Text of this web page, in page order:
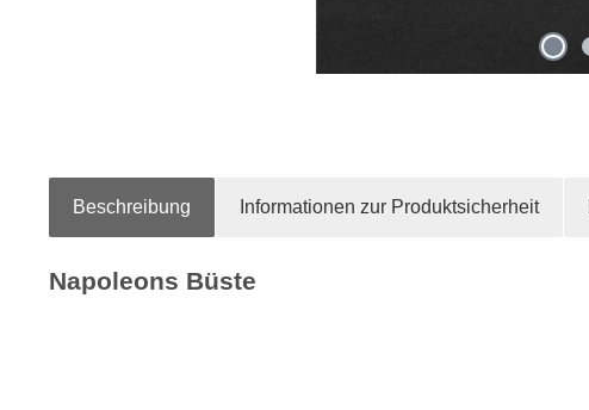
Beschreibung Informationen zur Produktsicherheit
Napoleons Büste